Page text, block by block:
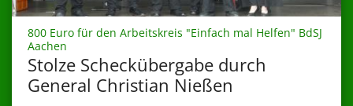
800 Euro für den Arbeitskreis "Einfach mal Helfen" BdSJ
Aachen
Stolze Scheckübergabe durch
General Christian Nießen